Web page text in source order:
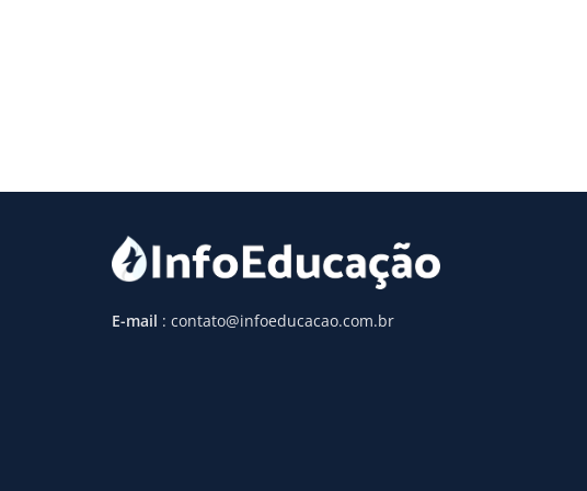
E-mail : contato@infoeducacao.com.br